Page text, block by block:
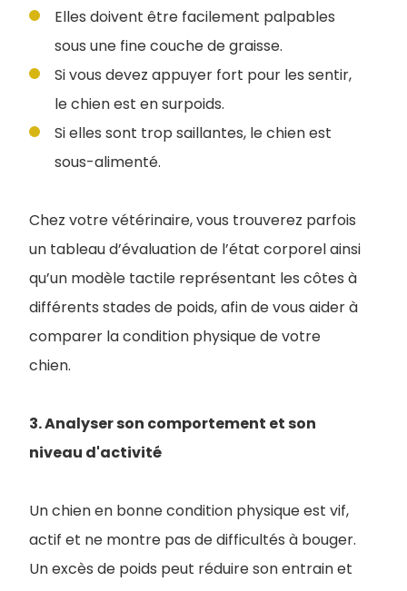
Elles doivent être facilement palpables
sous une fine couche de graisse.
Si vous devez appuyer fort pour les sentir,
le chien est en surpoids.
Si elles sont trop saillantes, le chien est
sous-alimenté.
Chez votre vétérinaire, vous trouverez parfois
un tableau d’évaluation de l’état corporel ainsi
qu’un modèle tactile représentant les côtes à
différents stades de poids, afin de vous aider à
comparer la condition physique de votre
chien.
3. Analyser son comportement et son
niveau d'activité
Un chien en bonne condition physique est vif,
actif et ne montre pas de difficultés à bouger.
Un excès de poids peut réduire son entrain et